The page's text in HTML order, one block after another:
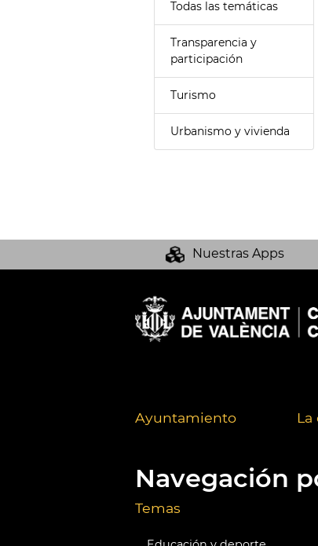
Todas las temáticas
Transparencia y
participación
Turismo
Urbanismo y vivienda
Nuestras Apps
Ayuntamiento
Navegación
Temas